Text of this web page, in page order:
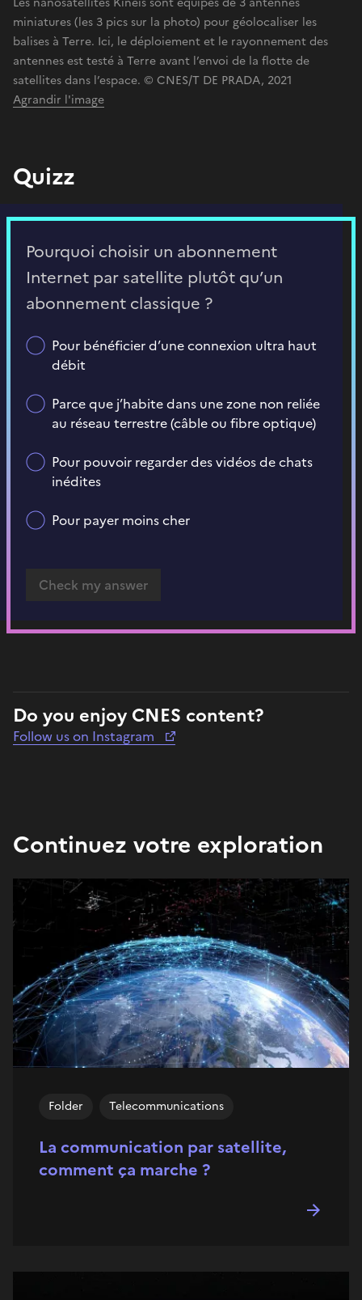
miniatures (les 3 pics sur la photo) pour géolocaliser les
balises à Terre. Ici, le déploiement et le rayonnement des
antennes est testé à Terre avant l’envoi de la flotte de
satellites dans l’espace. © CNES/T DE PRADA, 2021
Agrandir l'image
Quizz
Pourquoi choisir un abonnement
Internet par satellite plutôt qu’un
abonnement classique ?
Pour bénéficier d’une connexion ultra haut
débit
Parce que j’habite dans une zone non reliée
au réseau terrestre (câble ou fibre optique)
Pour pouvoir regarder des vidéos de chats
inédites
Pour payer moins cher
Do you enjoy CNES content?
Follow us on Instagram
Continuez votre exploration
La communication par satellite,
comment ça marche ?
Folder Telecommunications